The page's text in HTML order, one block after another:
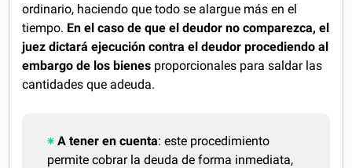
ordinario, haciendo que todo se alargue más en el
tiempo. En el caso de que el deudor no comparezca, el
juez dictará ejecución contra el deudor procediendo al
embargo de los bienes proporcionales para saldar las
cantidades que adeuda.
A tener en cuenta: este procedimiento
permite cobrar la deuda de forma inmediata,